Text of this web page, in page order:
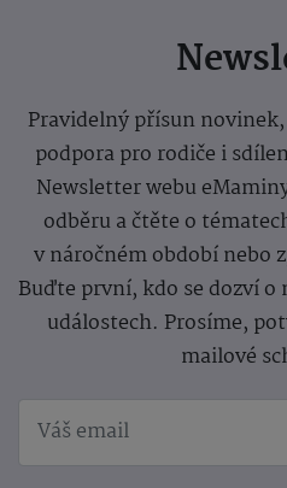
Pravidelný přísun
podpora pro rodiče i
Newsletter webu
odběru a čtěte o
v náročném období nebo
Buďte první, kdo se dozví o
událostech. Prosíme,
mailové